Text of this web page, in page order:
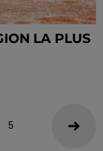
LA PLUS
5